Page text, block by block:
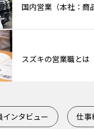
国内営業（本社：商
スズキの営業職とは
インタビュー 仕事